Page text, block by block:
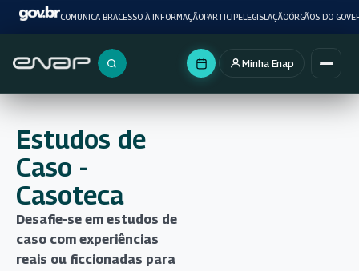
COMUNICA BRACESSO À INFORMAÇÃOPARTICIPELEGISLAÇÃOÓRGÃOS DO
Buscar no portal
Minha Enap
Estudos de
Caso -
Casoteca
Desafie-se em estudos de
caso com experiências
reais ou ficcionadas para